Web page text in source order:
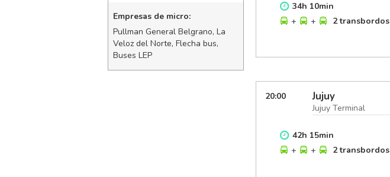
Empresas de micro:
Pullman General Belgrano, La
Veloz del Norte, Flecha bus,
Buses LEP
34h 10min
+
+ 2 transbordos
20:00 Jujuy
Jujuy Terminal
42h 15min
+
+ 2 transbordos